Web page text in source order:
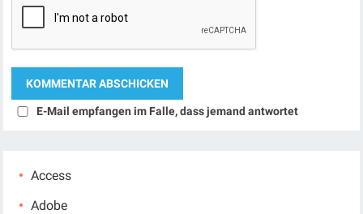
E-Mail empfangen im Falle, dass jemand antwortet
Access
Adobe